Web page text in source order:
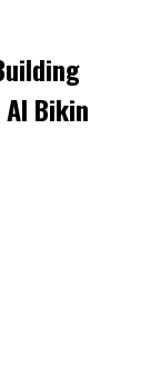
Bikin